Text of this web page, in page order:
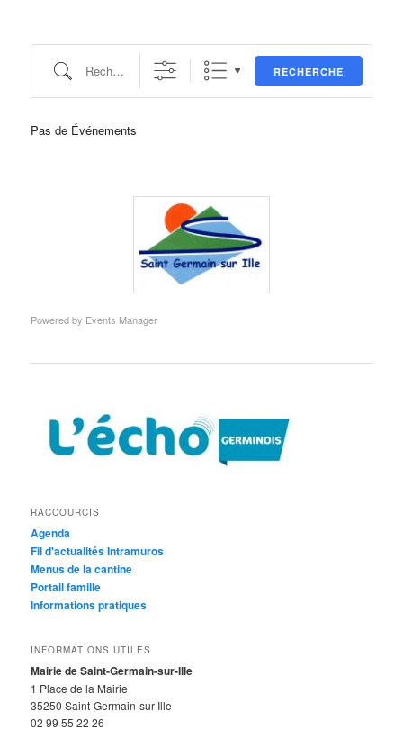
Recherche RECHERCHE
Pas de Événements
Powered by Events Manager
RACCOURCIS
Agenda
Fil d'actualités Intramuros
Menus de la cantine
Portail famille
Informations pratiques
INFORMATIONS UTILES
Mairie de Saint-Germain-sur-Ille
1 Place de la Mairie
35250 Saint-Germain-sur-Ille
02 99 55 22 26